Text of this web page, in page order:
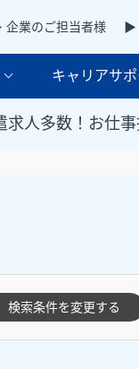
企業のご担当者様 ▶
キャリアサ
求人多数！お仕
検索条件を変更する